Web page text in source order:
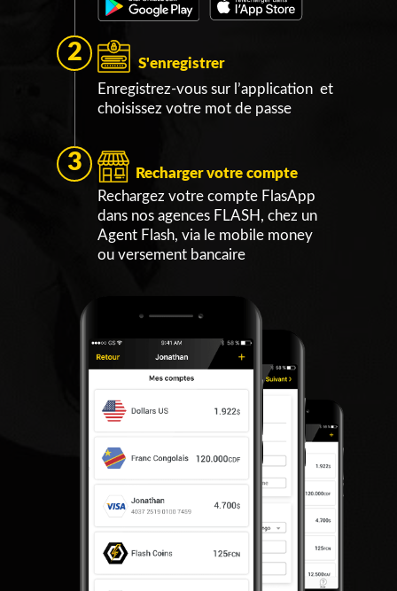
2
3
S'enregistrer
Enregistrez-vous sur l’application et
choisissez votre mot de passe
Recharger votre compte
Rechargez votre compte FlasApp
dans nos agences FLASH, chez un
Agent Flash, via le mobile money
ou versement bancaire